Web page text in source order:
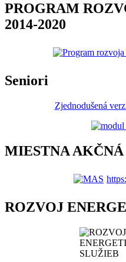
PROGRAM
2014-2020
Seniori
Zjednodušená
MIESTNA
ROZVOJ